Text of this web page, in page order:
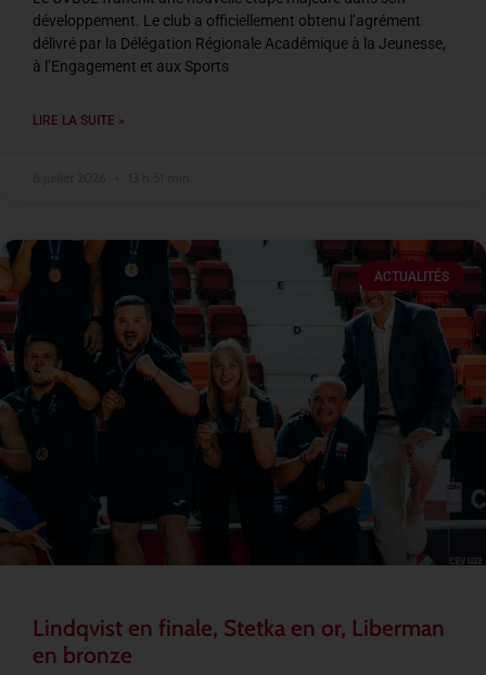
développement. Le club a officiellement obtenu l’agrément
délivré par la Délégation Régionale Académique à la Jeunesse,
à l’Engagement et aux Sports
LIRE LA SUITE »
ACTUALITÉS
Lindqvist en finale, Stetka en or, Liberman
en bronze